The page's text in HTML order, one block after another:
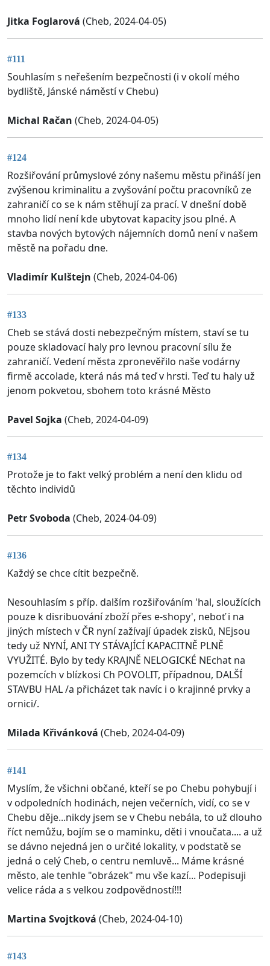
Jitka Foglarová (Cheb, 2024-04-05)
#111
Souhlasím s neřešením bezpečnosti (i v okolí mého
bydliště, Jánské náměstí v Chebu)
Michal Račan (Cheb, 2024-04-05)
#124
Rozšiřování průmyslové zóny našemu městu přináší jen
zvýšenou kriminalitu a zvyšování počtu pracovníků ze
zahraničí co se k nám stěhují za prací. V dnešní době
mnoho lidí není kde ubytovat kapacity jsou plné. A
stavba nových bytových nájemních domů není v našem
městě na pořadu dne.
Vladimír Kulštejn (Cheb, 2024-04-06)
#133
Cheb se stává dosti nebezpečným místem, staví se tu
pouze skladovací haly pro levnou pracovní sílu že
zahraničí. Vedení města zpronevěřilo naše vodárny
firmě accolade, která nás má teď v hrsti. Teď tu haly už
jenom pokvetou, sbohem toto krásné Město
Pavel Sojka (Cheb, 2024-04-09)
#134
Protože je to fakt velký problém a není den klidu od
těchto individů
Petr Svoboda (Cheb, 2024-04-09)
#136
Každý se chce cítit bezpečně.
Nesouhlasím s příp. dalším rozšiřováním 'hal, sloužících
pouze k disribuování zboží přes e-shopy', neboť i na
jiných místech v ČR nyní zažívají úpadek zisků, NEjsou
tedy už NYNÍ, ANI TY STÁVAJÍCÍ KAPACITNĚ PLNĚ
VYUŽITÉ. Bylo by tedy KRAJNĚ NELOGICKÉ NEchat na
pozemcích v blízkosi Ch POVOLIT, případnou, DALŠÍ
STAVBU HAL /a přicházet tak navíc i o krajinné prvky a
ornici/.
Milada Křivánková (Cheb, 2024-04-09)
#141
Myslím, že všichni občané, kteří se po Chebu pohybují i
v odpoledních hodinách, nejen večerních, vidí, co se v
Chebu děje...nikdy jsem se v Chebu nebála, to už dlouho
říct nemůžu, bojím se o maminku, děti i vnoučata.... a už
se dávno nejedná jen o určité lokality, v podstatě se
jedná o celý Cheb, o centru nemluvě... Máme krásné
město, ale tenhle "obrázek" mu vše kazí... Podepisuji
velice ráda a s velkou zodpovědností!!!
Martina Svojtková (Cheb, 2024-04-10)
#143